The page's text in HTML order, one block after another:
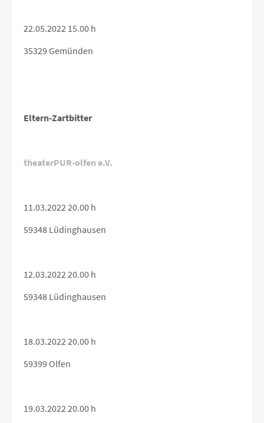
22.05.2022 15.00 h
35329 Gemünden
Eltern-Zartbitter
theaterPUR-olfen e.V.
11.03.2022 20.00 h
59348 Lüdinghausen
12.03.2022 20.00 h
59348 Lüdinghausen
18.03.2022 20.00 h
59399 Olfen
19.03.2022 20.00 h